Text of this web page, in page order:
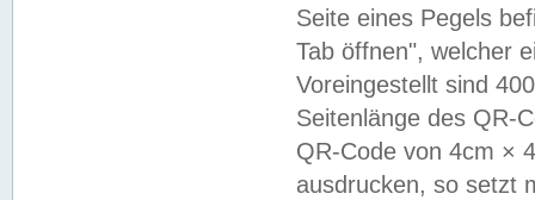
Seite eines Pegels
Tab öffnen", welcher
Voreingestellt sind
Seitenlänge des QR-
QR-Code von 4cm ×
ausdrucken, so setzt